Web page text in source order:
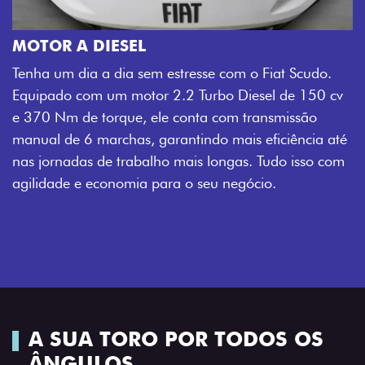
MOTOR A DIESEL
Tenha um dia a dia sem estresse com o Fiat Scudo.
Equipado com um motor 2.2 Turbo Diesel de 150 cv
e 370 Nm de torque, ele conta com transmissão
manual de 6 marchas, garantindo mais eficiência até
nas jornadas de trabalho mais longas. Tudo isso com
agilidade e economia para o seu negócio.
A SUA TORO POR TODOS OS